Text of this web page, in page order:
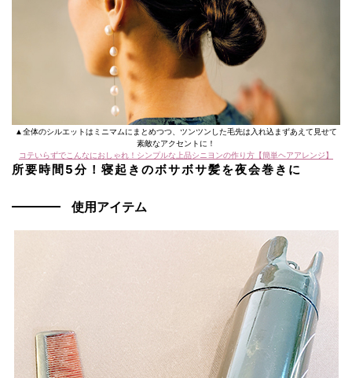
▲全体のシルエットはミニマムにまとめつつ、ツンツンした毛先は入れ込まずあえて見せて
素敵なアクセントに！
コテいらずでこんなにおしゃれ！シンプルな上品シニヨンの作り方【簡単ヘアアレンジ】
所要時間5分！寝起きのボサボサ髪を夜会巻きに
使用アイテム